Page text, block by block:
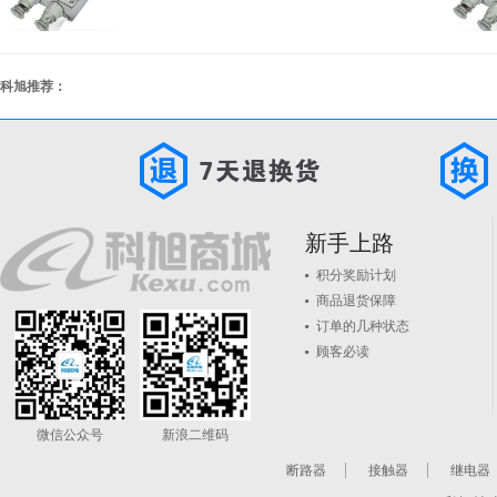
科旭推荐：
微信公众号 新浪二维码
新手上路
积分奖励计划
商品退货保障
订单的几种状态
顾客必读
断路器 接触器 继电器